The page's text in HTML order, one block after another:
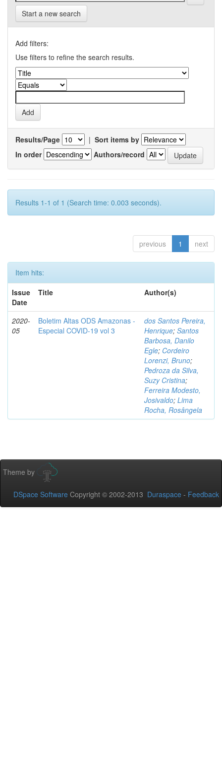
Start a new search
Add filters:
Use filters to refine the search results.
Results/Page | Sort items by
In order
Authors/record
Results 1-1 of 1 (Search time: 0.003 seconds).
previous 1 next
Item hits:
Issue
Date
Title Author(s)
2020-
05
Boletim Altas ODS Amazonas -
Especial COVID-19 vol 3
dos Santos Pereira,
Henrique; Santos
Barbosa, Danilo
Egle; Cordeiro
Lorenzi, Bruno;
Pedroza da Silva,
Suzy Cristina;
Ferreira Modesto,
Josivaldo; Lima
Rocha, Rosângela
Theme by
DSpace Software Copyright © 2002-2013 Duraspace - Feedback